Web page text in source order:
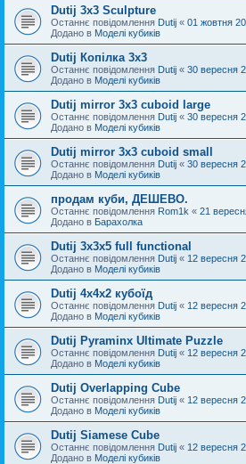
Dutij 3x3 Sculpture
Останнє повідомлення Dutij « 01 жовтня
Додано в Моделі кубиків
Dutij Копілка 3х3
Останнє повідомлення Dutij « 30 вересня
Додано в Моделі кубиків
Dutij mirror 3x3 cuboid large
Останнє повідомлення Dutij « 30 вересня
Додано в Моделі кубиків
Dutij mirror 3х3 cuboid small
Останнє повідомлення Dutij « 30 вересня
Додано в Моделі кубиків
продам куби, ДЕШЕВО.
Останнє повідомлення Rom1k « 21
Додано в Барахолка
Dutij 3х3х5 full functional
Останнє повідомлення Dutij « 12 вересня
Додано в Моделі кубиків
Dutij 4х4х2 кубоїд
Останнє повідомлення Dutij « 12 вересня
Додано в Моделі кубиків
Dutij Pyraminx Ultimate Puzzle
Останнє повідомлення Dutij « 12 вересня
Додано в Моделі кубиків
Dutij Overlapping Cube
Останнє повідомлення Dutij « 12 вересня
Додано в Моделі кубиків
Dutij Siamese Cube
Останнє повідомлення Dutij « 12 вересня
Додано в Моделі кубиків